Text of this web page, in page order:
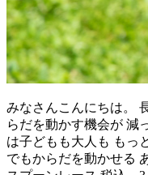
みなさんこんにちは。
らだを動かす機会が 減
は子どもも大人も もっ
でもからだを動かせる